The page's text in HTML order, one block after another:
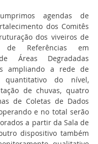
agendas de
dos Comitês
dos viveiros de
de Referências em
Áreas Degradadas
ampliando a rede de
quantitativo do nível,
de chuvas, quatro
de Coletas de Dados
e no total serão
a partir da Sala de
dispositivo também